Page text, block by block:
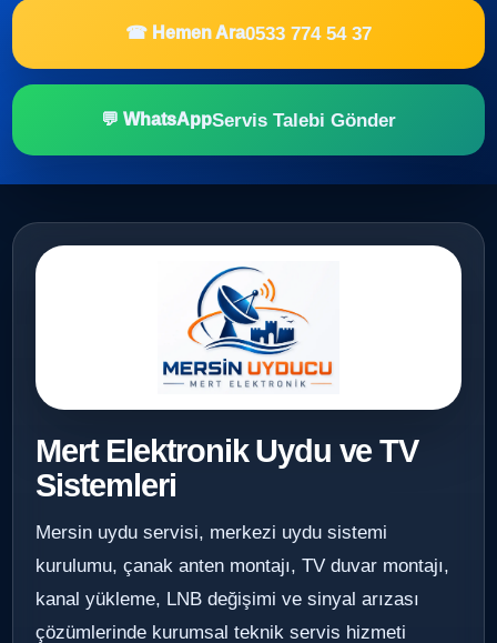
☎ Hemen Ara0533 774 54 37
💬 WhatsAppServis Talebi Gönder
Mert Elektronik Uydu ve TV
Sistemleri
Mersin uydu servisi, merkezi uydu sistemi
kurulumu, çanak anten montajı, TV duvar montajı,
kanal yükleme, LNB değişimi ve sinyal arızası
çözümlerinde kurumsal teknik servis hizmeti